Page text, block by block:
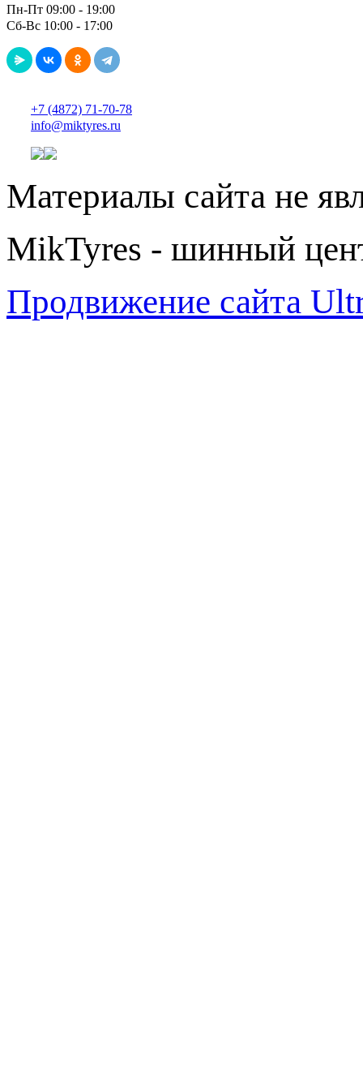
Пн-Пт 09:00 - 19:00
Сб-Вс 10:00 - 17:00
+7 (4872) 71-70-78
info@miktyres.ru
Материалы сайта не
MikTyres - шинный
Продвижение сайта